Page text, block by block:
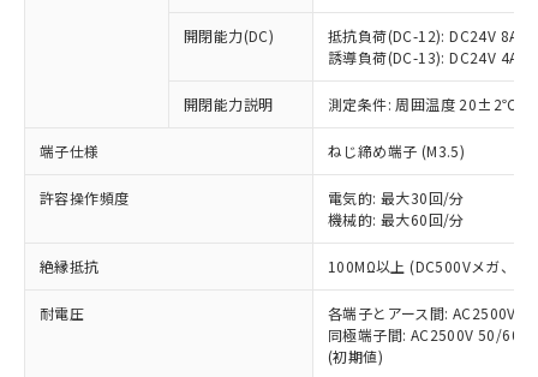
開閉能力(DC)
抵抗負荷(DC-12): DC24V 8A/
誘導負荷(DC-13): DC24V 4A/
開閉能力説明 測定条件: 周囲温度 20±2℃、
端子仕様 ねじ締め端子 (M3.5)
許容操作頻度
電気的: 最大30回/分
機械的: 最大60回/分
絶縁抵抗 100MΩ以上 (DC500Vメガ、点
耐電圧
各端子とアース間: AC2500V
同極端子間: AC2500V 50/
(初期値)
ご利用条件
ご利用ください。
本サービスは、当社制御機器事業取扱
商品の当社在庫状況および標準価格
(税抜)を提供させていただくもので
当社制御機器事業取扱商品の中には、
本サービスの対象外となる商品もある
ことをご了承ください。
在庫状況および標準価格照会結果は、
対応予定：EU RoHS指令（10物質）の非含
有に対応した製品に切り替える予定のある
対応予定なし：EU RoHS指令（10物質）の
非含有に非対応の商品で、対応品を出す予
定はありません。
調査・確認中：EU RoHS指令（10物質）の
非含有の対応状況を調査中または確認中の
害物質有無と関係のない商品です。
仕入先様の事情により、非含有部品として
いたものが、含有品と判明した場合などや
むを得ず変更することがあります。
※1 中国RoHS○×表
「○」：最大均質材料含有率が中国RoHSの
基準値以下であることを示します。
「×」：最大均質材料含有率が中国RoHSの
基準値を超えていることを示します。
「－」：未確認です。当社販売部門へお問
当社は、これら貴社製品のうち、外国
為替および外国貿易法に定める商品